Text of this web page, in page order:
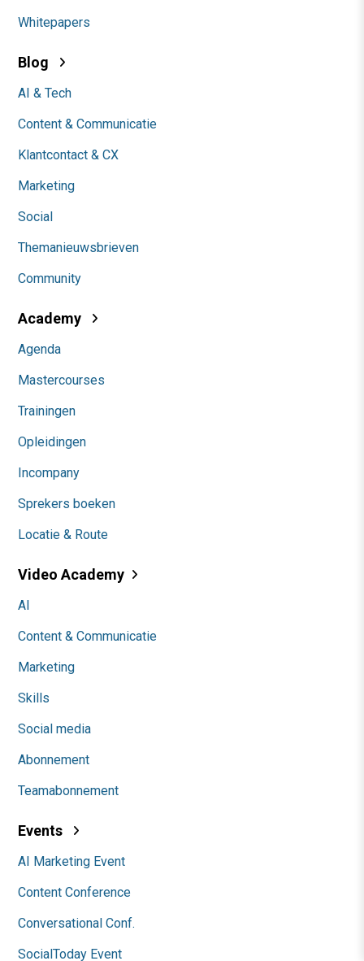
Whitepapers
Blog
AI & Tech
Content & Communicatie
Klantcontact & CX
Marketing
Social
Themanieuwsbrieven
Community
Academy
Agenda
Mastercourses
Trainingen
Opleidingen
Incompany
Sprekers boeken
Locatie & Route
Video Academy
AI
Content & Communicatie
Marketing
Skills
Social media
Abonnement
Teamabonnement
Events
AI Marketing Event
Content Conference
Conversational Conf.
SocialToday Event